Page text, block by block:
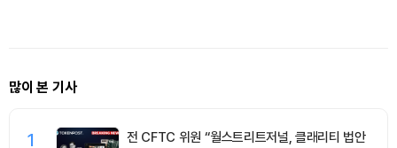
많이 본 기사
1
전 CFTC 위원 “월스트리트저널, 클래리티 법안